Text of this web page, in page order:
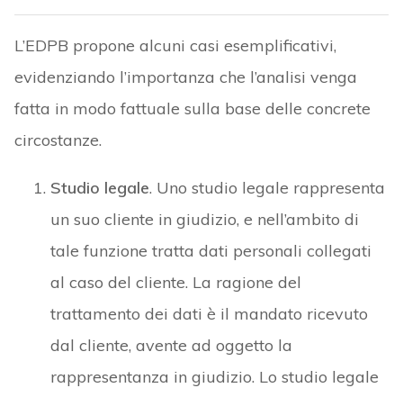
L’EDPB propone alcuni casi esemplificativi,
evidenziando l’importanza che l’analisi venga
fatta in modo fattuale sulla base delle concrete
circostanze.
Studio legale. Uno studio legale rappresenta
un suo cliente in giudizio, e nell’ambito di
tale funzione tratta dati personali collegati
al caso del cliente. La ragione del
trattamento dei dati è il mandato ricevuto
dal cliente, avente ad oggetto la
rappresentanza in giudizio. Lo studio legale